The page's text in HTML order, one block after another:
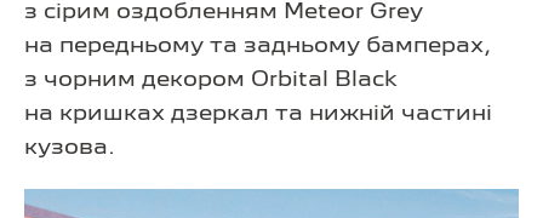
з сірим оздобленням Meteor Grey
на передньому та задньому бамперах,
з чорним декором Orbital Black
на кришках дзеркал та нижній частині
кузова.